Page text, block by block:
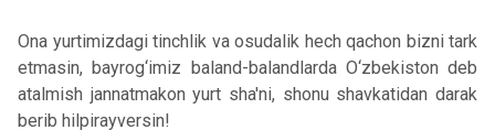
Ona yurtimizdagi tinchlik va osudalik hech qachon bizni tark
etmasin, bayrog‘imiz baland-balandlarda O‘zbekiston deb
atalmish jannatmakon yurt sha'ni, shonu shavkatidan darak
berib hilpirayversin!